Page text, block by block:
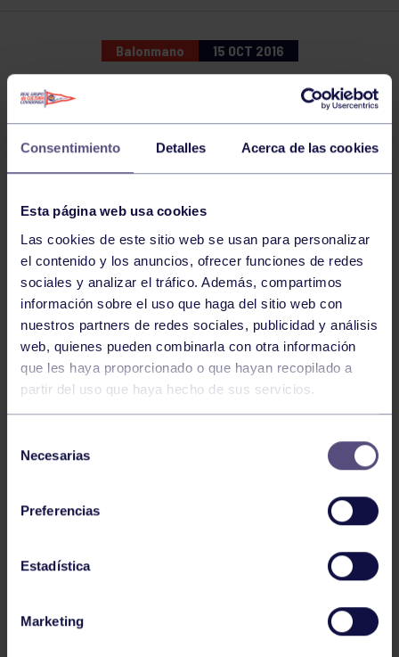
Consentimiento Detalles Acerca de las cookies
Esta página web usa cookies
Las cookies de este sitio web se usan para personalizar
el contenido y los anuncios, ofrecer funciones de redes
sociales y analizar el tráfico. Además, compartimos
información sobre el uso que haga del sitio web con
nuestros partners de redes sociales, publicidad y análisis
web, quienes pueden combinarla con otra información
que les haya proporcionado o que hayan recopilado a
partir del uso que haya hecho de sus servicios.
Necesarias
Preferencias
Estadística
Marketing
Balonmano 15 OCT 2016
NOTICIAS RELACIONADAS
Balonmano 25 May 2026
LEO CARDELI, CONVOCADO CON
ESPAÑA
FINAL A4 JUVENIL